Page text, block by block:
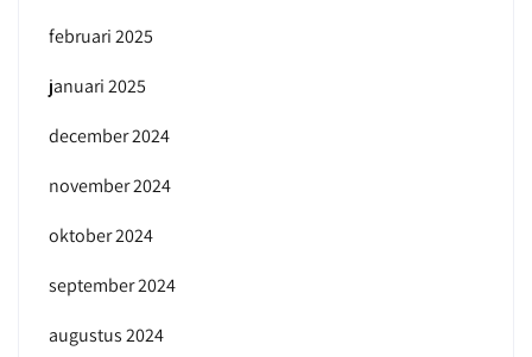
februari 2025
januari 2025
december 2024
november 2024
oktober 2024
september 2024
augustus 2024